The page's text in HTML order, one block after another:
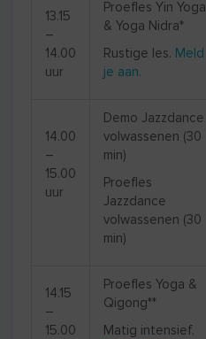
13.15
–
14.00
uur
Proefles Yin Yoga
& Yoga Nidra*
Rustige les. Meld
je aan.
14.00
–
15.00
uur
Demo Jazzdance
volwassenen (30
min)
Proefles
Jazzdance
volwassenen (30
min)
14.15
–
15.00
Proefles Yoga &
Qigong**
Matig intensief.